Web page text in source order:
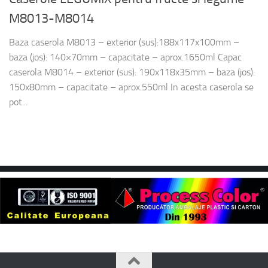
M8013-M8014
Baza caserola M8013 – exterior (sus):188x117x100mm –
baza (jos): 140×70mm – capacitate – aprox.1650ml Capac
caserola M8014 – exterior (sus): 190x118x35mm – baza (jos):
150x80mm – capacitate – aprox.550ml In acesta caserola se
pot...